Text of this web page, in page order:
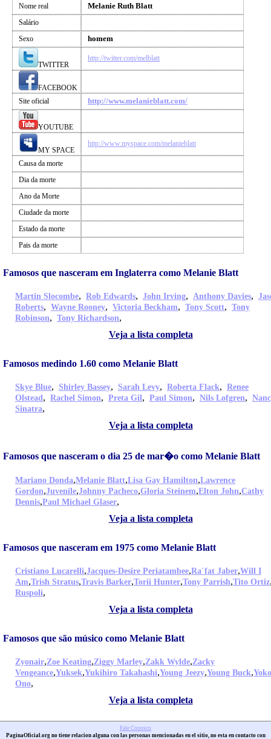
Nome real Melanie Ruth Blatt
Salário
Sexo
homem
TWITTER
http://twitter.com/melblatt
FACEBOOK
Site oficial
http://www.melanieblatt.com/
YOUTUBE
MY SPACE
http://www.myspace.com/melanieblatt
Causa da morte
Dia da morte
Ano da Morte
Ciudade da morte
Estado da morte
Pais da morte
Famosos que nasceram em Inglaterra como Melanie Blatt
Martin Slocombe, Rob Edwards, John Irving, Anthony Davies,
Roberts, Wayne Rooney, Victoria Beckham, Tony Scott, Tony
Robinson, Tony Richardson,
Veja a lista completa
Famosos medindo 1.60 como Melanie Blatt
Skye Blue, Shirley Bassey, Sarah Levy, Roberta Flack, Renee
Olstead, Rachel Simon, Preta Gil, Paul Simon, Nils Lofgren,
Sinatra,
Veja a lista completa
Famosos que nasceram o dia 25 de mar�o como Melanie Blatt
Mariano Donda,Melanie Blatt,Lisa Gay Hamilton,Lawrence
Gordon,Juvenile,Johnny Pacheco,Gloria Steinem,Elton John,Cathy
Dennis,Paul Michael Glaser,
Veja a lista completa
Famosos que nasceram em 1975 como Melanie Blatt
Cristiano Lucarelli,Jacques-Desire Periatambee,Ra´fat Jaber,Will I
Am,Trish Stratus,Travis Barker,Torii Hunter,Tony Parrish,Tito Ortiz
Ruspoli,
Veja a lista completa
Famosos que são músico como Melanie Blatt
Zyonair,Zoe Keating,Ziggy Marley,Zakk Wylde,Zacky
Vengeance,Yuksek,Yukihiro Takahashi,Young Jeezy,Young Buck,Yoko
Ono,
Veja a lista completa
Fale Conosco
PaginaOficial.org no tiene relacion alguna con las personas mencionadas en el sitio, no esta en contacto con